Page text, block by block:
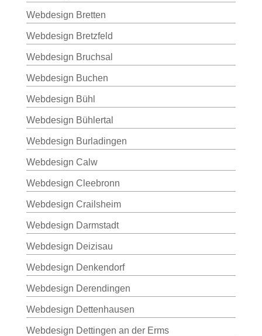
Webdesign Bretten
Webdesign Bretzfeld
Webdesign Bruchsal
Webdesign Buchen
Webdesign Bühl
Webdesign Bühlertal
Webdesign Burladingen
Webdesign Calw
Webdesign Cleebronn
Webdesign Crailsheim
Webdesign Darmstadt
Webdesign Deizisau
Webdesign Denkendorf
Webdesign Derendingen
Webdesign Dettenhausen
Webdesign Dettingen an der Erms